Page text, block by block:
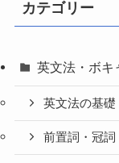
カテゴリー
英文法・ボキ
英文法の基礎
前置詞・冠詞